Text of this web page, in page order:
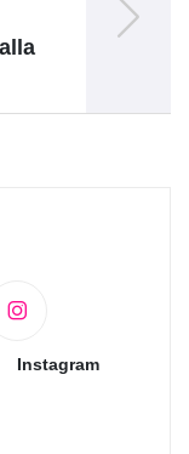
Instagram